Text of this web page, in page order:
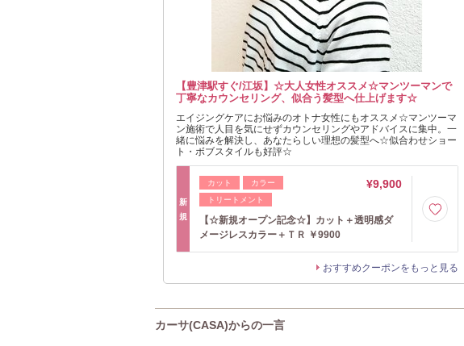
【豊津駅すぐ/江坂】☆大人女性オススメ☆マンツーマンで
丁寧なカウンセリング、似合う髪型へ仕上げます☆
エイジングケアにお悩みのオトナ女性にもオススメ☆マンツーマ
ン施術で人目を気にせずカウンセリングやアドバイスに集中。一
緒に悩みを解決し、あなたらしい理想の髪型へ☆似合わせショー
ト・ボブスタイルも好評☆
新
規
カット
カラー
トリートメント
¥9,900
【☆新規オープン記念☆】カット＋透明感ダ
メージレスカラー＋ＴＲ ￥9900
おすすめクーポンをもっと見る
カーサ(CASA)からの一言